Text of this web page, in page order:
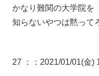
かなり難関の大学院を
知らないやつは黙って
27 ： ：2021/01/01(金